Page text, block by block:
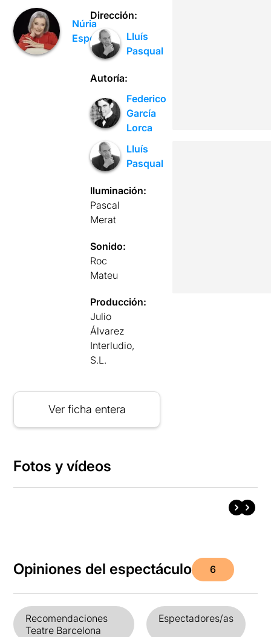
Núria
Espert
Dirección:
Lluís
Pasqual
Autoría:
Federico
García
Lorca
Lluís
Pasqual
Iluminación:
Pascal
Merat
Sonido:
Roc
Mateu
Producción:
Julio
Álvarez
Interludio,
S.L.
Ver ficha entera
Fotos y vídeos
Opiniones del espectáculo 6
Recomendaciones
Teatre Barcelona
Espectadores/as